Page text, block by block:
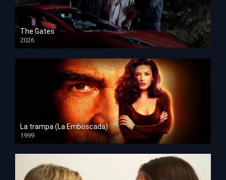
The Gates
2026
HD 1080p
La trampa (La Emboscada)
1999
HD 1080p